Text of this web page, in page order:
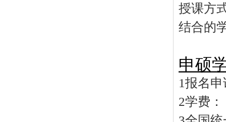
授课方
结合的
申硕
1报名
2学费：